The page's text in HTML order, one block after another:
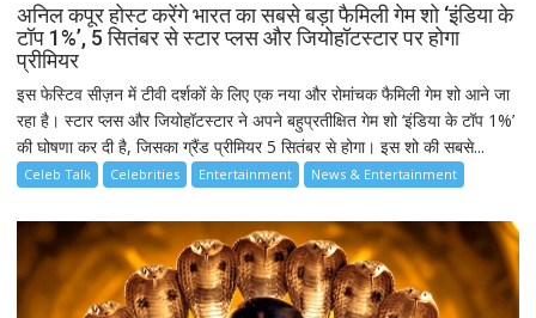
अनिल कपूर होस्ट करेंगे भारत का सबसे बड़ा फैमिली गेम शो ‘इंडिया के
टॉप 1%’, 5 सितंबर से स्टार प्लस और जियोहॉटस्टार पर होगा
प्रीमियर
इस फेस्टिव सीज़न में टीवी दर्शकों के लिए एक नया और रोमांचक फैमिली गेम शो आने जा
रहा है। स्टार प्लस और जियोहॉटस्टार ने अपने बहुप्रतीक्षित गेम शो ‘इंडिया के टॉप 1%’
की घोषणा कर दी है, जिसका ग्रैंड प्रीमियर 5 सितंबर से होगा। इस शो की सबसे...
Celeb Talk Celebrities Entertainment News & Entertainment